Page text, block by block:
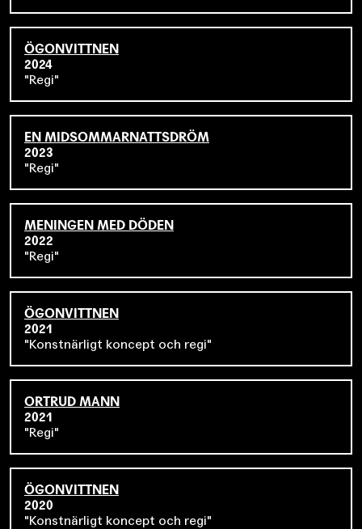
ÖGONVITTNEN
2024
Regi
EN MIDSOMMARNATTSDRÖM
2023
Regi
MENINGEN MED DÖDEN
2022
Regi
ÖGONVITTNEN
2021
Konstnärligt koncept och regi
ORTRUD MANN
2021
Regi
ÖGONVITTNEN
2020
Konstnärligt koncept och regi